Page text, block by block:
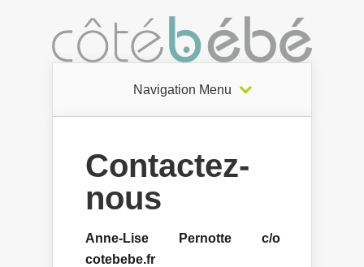
Navigation Menu
Contactez-
nous
Anne-Lise Pernotte c/o
cotebebe.fr